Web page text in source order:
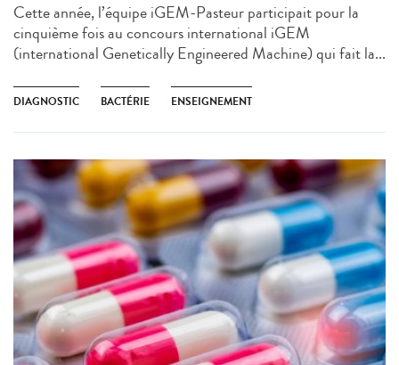
Cette année, l’équipe iGEM-Pasteur participait pour la
cinquième fois au concours international iGEM
(international Genetically Engineered Machine) qui fait la...
DIAGNOSTIC BACTÉRIE ENSEIGNEMENT